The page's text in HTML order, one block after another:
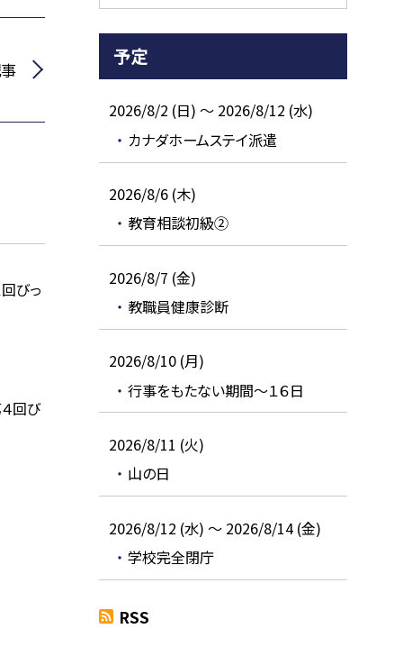
回びっ
４回び
予定
2026/8/2 (日) ～ 2026/8/12 (水)
カナダホームステイ派遣
2026/8/6 (木)
教育相談初級②
2026/8/7 (金)
教職員健康診断
2026/8/10 (月)
行事をもたない期間～１６日
2026/8/11 (火)
山の日
2026/8/12 (水) ～ 2026/8/14 (金)
学校完全閉庁
RSS